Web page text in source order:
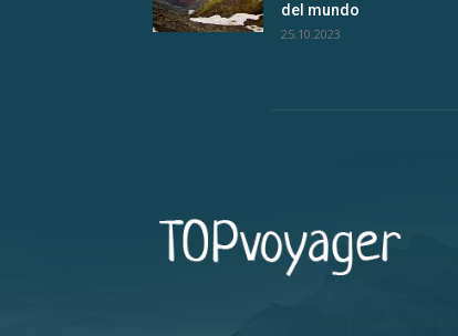
del mundo
25.10.2023